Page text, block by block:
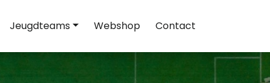
Jeugdteams Webshop Contact